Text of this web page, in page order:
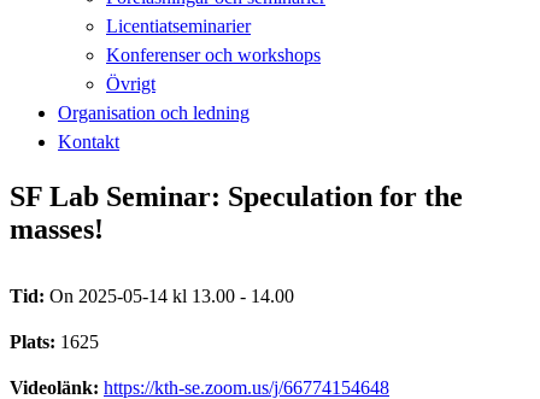
Licentiatseminarier
Konferenser och workshops
Övrigt
Organisation och ledning
Kontakt
SF Lab Seminar: Speculation for the
masses!
Tid: On 2025-05-14 kl 13.00 - 14.00
Plats: 1625
Videolänk: https://kth-se.zoom.us/j/66774154648